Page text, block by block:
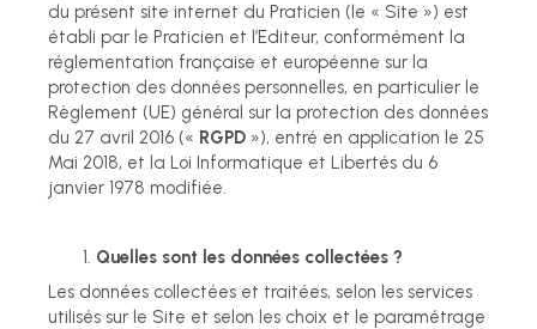
du présent site internet du Praticien (le « Site ») est
établi par le Praticien et l’Editeur, conformément la
réglementation française et européenne sur la
protection des données personnelles, en particulier le
Règlement (UE) général sur la protection des données
du 27 avril 2016 (« RGPD »), entré en application le 25
Mai 2018, et la Loi Informatique et Libertés du 6
janvier 1978 modifiée.
Quelles sont les données collectées ?
Les données collectées et traitées, selon les services
utilisés sur le Site et selon les choix et le paramétrage